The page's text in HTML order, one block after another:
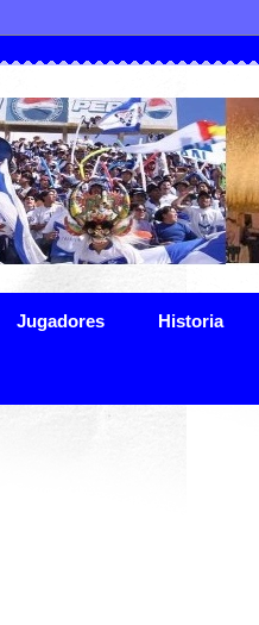
Jugadores Historia